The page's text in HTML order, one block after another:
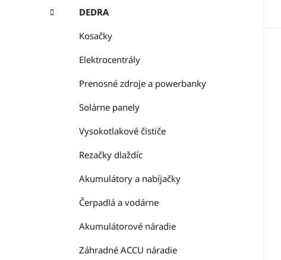
DEDRA
Kosačky
Elektrocentrály
Prenosné zdroje a powerbanky
Solárne panely
Vysokotlakové čističe
Rezačky dlaždíc
Akumulátory a nabíjačky
Čerpadlá a vodárne
Akumulátorové náradie
Záhradné ACCU náradie